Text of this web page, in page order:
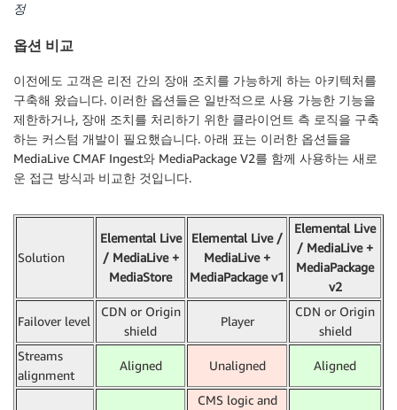
정
옵션 비교
이전에도 고객은 리전 간의 장애 조치를 가능하게 하는 아키텍처를
구축해 왔습니다. 이러한 옵션들은 일반적으로 사용 가능한 기능을
제한하거나, 장애 조치를 처리하기 위한 클라이언트 측 로직을 구축
하는 커스텀 개발이 필요했습니다. 아래 표는 이러한 옵션들을
MediaLive CMAF Ingest와 MediaPackage V2를 함께 사용하는 새로
운 접근 방식과 비교한 것입니다.
Solution
Elemental Live
/ MediaLive +
MediaStore
Elemental Live /
MediaLive +
MediaPackage v1
Elemental Live
/ MediaLive +
MediaPackage
v2
Failover level
CDN or Origin
shield
Player
CDN or Origin
shield
Streams
alignment
Aligned Unaligned Aligned
CMS logic and